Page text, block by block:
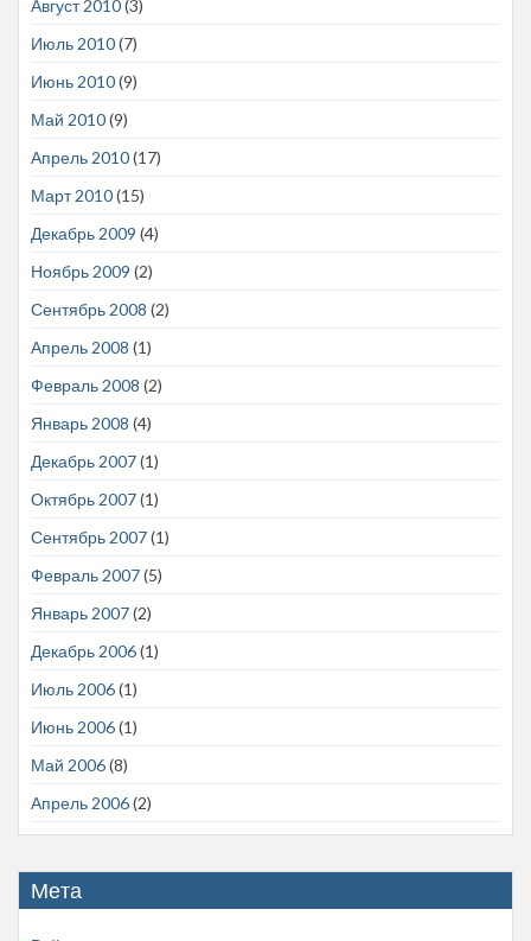
Август 2010(3)
Июль 2010(7)
Июнь 2010(9)
Май 2010(9)
Апрель 2010(17)
Март 2010(15)
Декабрь 2009 (4)
Ноябрь 2009 (2)
Сентябрь 2008 (2)
Апрель 2008 (1)
Февраль 2008 (2)
Январь 2008 (4)
Декабрь 2007(1)
Октябрь 2007(1)
Сентябрь 2007(1)
Февраль 2007(5)
Январь 2007(2)
Декабрь 2006(1)
Июль 2006(1)
Июнь 2006(1)
Май 2006(8)
Апрель 2006(2)
Мета